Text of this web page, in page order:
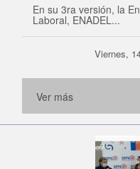
En su 3ra versión, la
Laboral, ENADEL...
Viernes,
Ver más